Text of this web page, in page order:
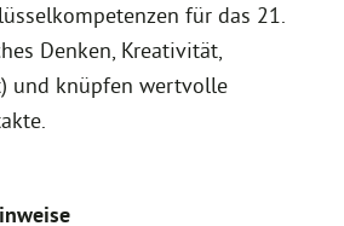
für das 21.
Denken, Kreativität,
und knüpfen wertvolle